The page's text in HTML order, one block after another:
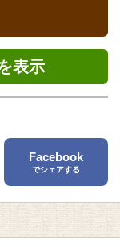
、施設へお問い
とれます。
イヤー、洗濯
ありません。
、フェイスタオ
＆コットン
表示
Facebook
でシェアする